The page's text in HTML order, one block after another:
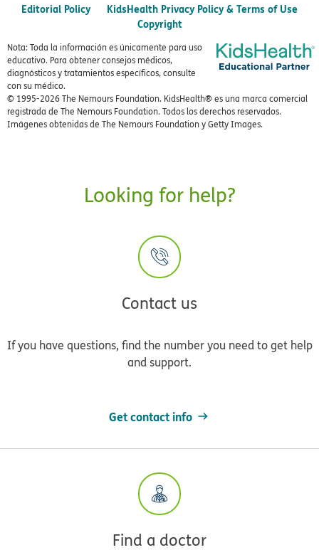
Editorial Policy
KidsHealth Privacy Policy & Terms of Use
Copyright
Nota: Toda la información es únicamente para uso
educativo. Para obtener consejos médicos,
diagnósticos y tratamientos específicos, consulte
con su médico.
© 1995-2026 The Nemours Foundation. KidsHealth® es una marca comercial
registrada de The Nemours Foundation. Todos los derechos reservados.
Imágenes obtenidas de The Nemours Foundation y Getty Images.
Looking for help?
Contact us
If you have questions, find the number you need to get help
and support.
Get contact info
Find a doctor